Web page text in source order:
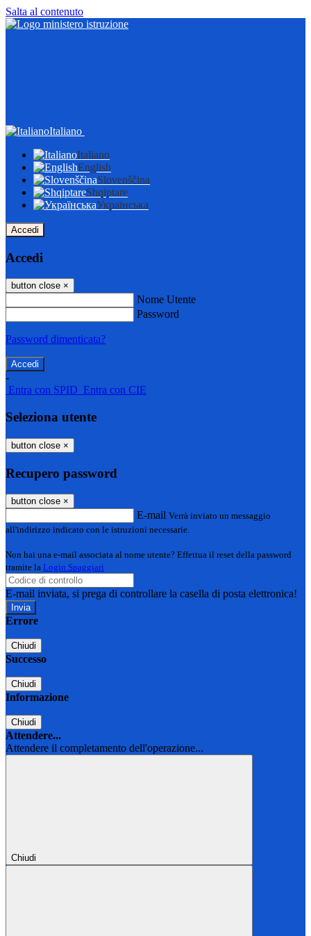
Salta al contenuto
Italiano
Italiano
English
Slovenščina
Shqiptare
Українська
Accedi
Accedi
button close ×
Nome Utente
Password
Password dimenticata?
-
Entra con SPID Entra con CIE
Seleziona utente
button close ×
Recupero password
button close ×
E-mail Verrà inviato un messaggio
all'indirizzo indicato con le istruzioni necessarie.
Non hai una e-mail associata al nome utente? Effettua il reset della password
tramite la Login Spaggiari
E-mail inviata, si prega di controllare la casella di posta elettronica!
Errore
Chiudi
Successo
Chiudi
Informazione
Chiudi
Attendere...
Attendere il completamento dell'operazione...
Chiudi